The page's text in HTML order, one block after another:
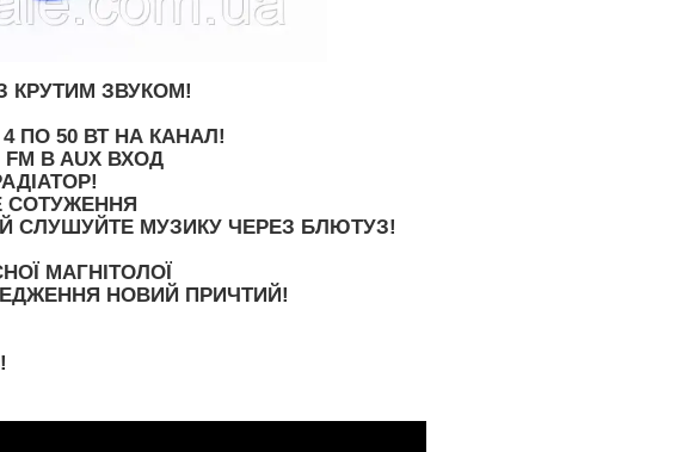
КРУТИМ ЗВУКОМ!
ПО 50 ВТ НА КАНАЛ!
FM B AUX ВХОД
СОТУЖЕННЯ
СЛУШУЙТЕ МУЗИКУ ЧЕРЕЗ БЛЮТУЗ!
МАГНІТОЛОЇ
НОВИЙ ПРИЧТИЙ!